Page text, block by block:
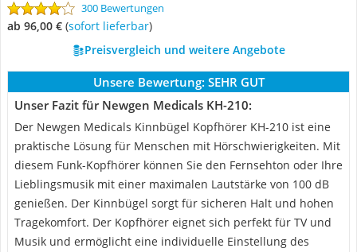
300 Bewertungen
ab 96,00 € ( Sofort lieferbar)
Preisvergleich und weitere Angebote
Unsere Bewertung: SEHR GUT
Unser Fazit für Newgen Medicals KH-210:
Der Newgen Medicals Kinnbügel Kopfhörer KH-210 ist eine
praktische Lösung für Menschen mit Hörschwierigkeiten. Mit
diesem Funk-Kopfhörer können Sie den Fernsehton oder Ihre
Lieblingsmusik mit einer maximalen Lautstärke von 100 dB
genießen. Der Kinnbügel sorgt für sicheren Halt und hohen
Tragekomfort. Der Kopfhörer eignet sich perfekt für TV und
Musik und ermöglicht eine individuelle Einstellung des